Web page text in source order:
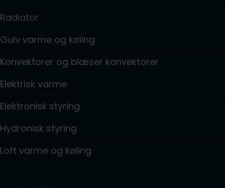
Radiator
Gulv varme og køling
Konvektorer og blæser konvektorer
Elektrisk varme
Elektronisk styring
Hydronisk styring
Loft varme og køling